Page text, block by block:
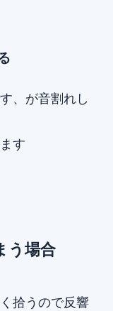
、が音割れし
す
う場合
拾うので反響